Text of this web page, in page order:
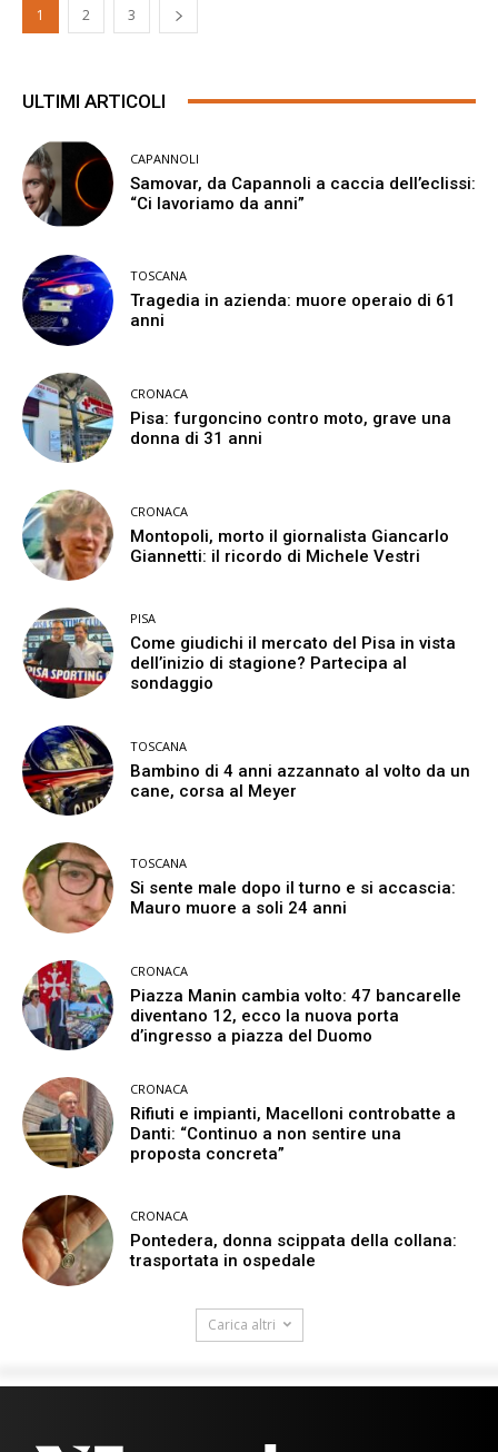
1 2 3
ULTIMI ARTICOLI
CAPANNOLI
Samovar, da Capannoli a caccia dell’eclissi:
“Ci lavoriamo da anni”
TOSCANA
Tragedia in azienda: muore operaio di 61
anni
CRONACA
Pisa: furgoncino contro moto, grave una
donna di 31 anni
CRONACA
Montopoli, morto il giornalista Giancarlo
Giannetti: il ricordo di Michele Vestri
PISA
Come giudichi il mercato del Pisa in vista
dell’inizio di stagione? Partecipa al
sondaggio
TOSCANA
Bambino di 4 anni azzannato al volto da un
cane, corsa al Meyer
TOSCANA
Si sente male dopo il turno e si accascia:
Mauro muore a soli 24 anni
CRONACA
Piazza Manin cambia volto: 47 bancarelle
diventano 12, ecco la nuova porta
d’ingresso a piazza del Duomo
CRONACA
Rifiuti e impianti, Macelloni controbatte a
Danti: “Continuo a non sentire una
proposta concreta”
CRONACA
Pontedera, donna scippata della collana:
trasportata in ospedale
Carica altri